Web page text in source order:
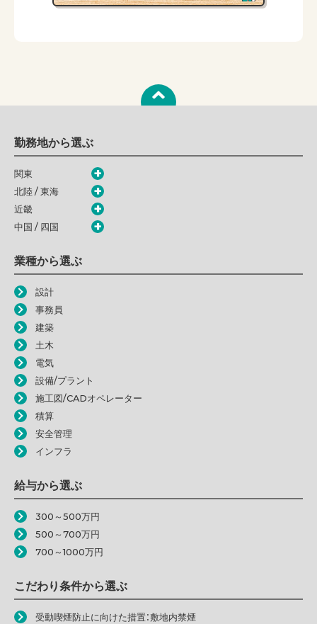
勤務地から選ぶ
関東
北陸 / 東海
近畿
中国 / 四国
業種から選ぶ
設計
事務員
建築
土木
電気
設備/プラント
施工図/CADオペレーター
積算
安全管理
インフラ
給与から選ぶ
300～500万円
500～700万円
700～1000万円
こだわり条件から選ぶ
受動喫煙防止に向けた措置：敷地内禁煙